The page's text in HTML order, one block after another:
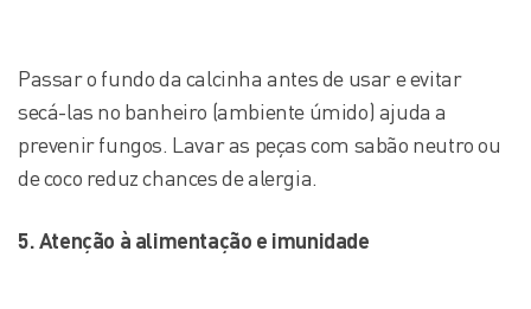
Passar o fundo da calcinha antes de usar e evitar
secá-las no banheiro (ambiente úmido) ajuda a
prevenir fungos. Lavar as peças com sabão neutro ou
de coco reduz chances de alergia.
5. Atenção à alimentação e imunidade